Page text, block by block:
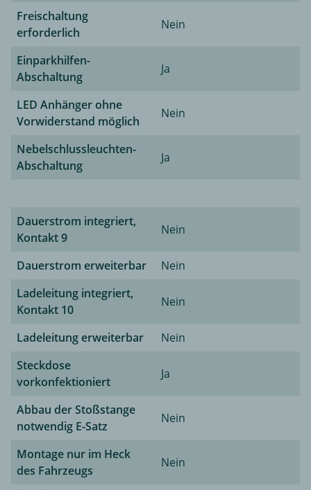
Freischaltung
erforderlich
Nein
Einparkhilfen-
Abschaltung
Ja
LED Anhänger ohne
Vorwiderstand möglich
Nein
Nebelschlussleuchten-
Abschaltung
Ja
Dauerstrom integriert,
Kontakt 9
Nein
Dauerstrom erweiterbar
Nein
Ladeleitung integriert,
Kontakt 10
Nein
Ladeleitung erweiterbar
Nein
Steckdose
vorkonfektioniert
Ja
Abbau der Stoßstange
notwendig E-Satz
Nein
Montage nur im Heck
des Fahrzeugs
Nein